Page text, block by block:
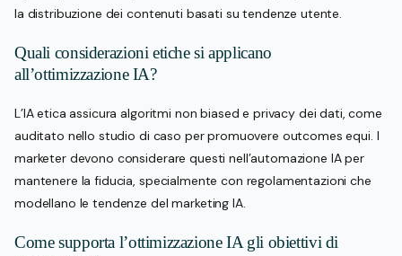
la distribuzione dei contenuti basati su tendenze utente.
Quali considerazioni etiche si applicano
all’ottimizzazione IA?
L’IA etica assicura algoritmi non biased e privacy dei dati, come
auditato nello studio di caso per promuovere outcomes equi. I
marketer devono considerare questi nell’automazione IA per
mantenere la fiducia, specialmente con regolamentazioni che
modellano le tendenze del marketing IA.
Come supporta l’ottimizzazione IA gli obiettivi di